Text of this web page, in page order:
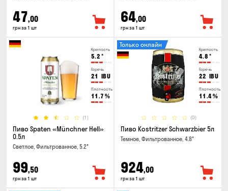
47,00
грн за 1 шт
64,00
грн за 1 шт
Крепость
5.2 °
Горечь
21 IBU
Плотность
11.7 %
(1)
Пиво Spaten «Münchner Hell»
0.5л
Светлое, Фильтрованное, 5.2°
99,50
грн за 1 шт
Крепость
4.8 °
Горечь
22 IBU
Плотность
11.4%
(0)
Только онлайн
Пиво Kostritzer Schwarzbier 5л
Темное, Фильтрованное, 4.8°
924,00
грн за 1 шт